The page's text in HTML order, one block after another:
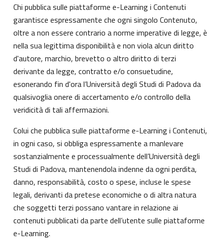
Chi pubblica sulle piattaforme e-Learning i Contenuti
garantisce espressamente che ogni singolo Contenuto,
oltre a non essere contrario a norme imperative di legge, è
nella sua legittima disponibilità e non viola alcun diritto
d'autore, marchio, brevetto o altro diritto di terzi
derivante da legge, contratto e/o consuetudine,
esonerando fin d'ora l’Università degli Studi di Padova da
qualsivoglia onere di accertamento e/o controllo della
veridicità di tali affermazioni.
Colui che pubblica sulle piattaforme e-Learning i Contenuti,
in ogni caso, si obbliga espressamente a manlevare
sostanzialmente e processualmente dell’Università degli
Studi di Padova, mantenendola indenne da ogni perdita,
danno, responsabilità, costo o spese, incluse le spese
legali, derivanti da pretese economiche o di altra natura
che soggetti terzi possano vantare in relazione ai
contenuti pubblicati da parte dell’utente sulle piattaforme
e-Learning.